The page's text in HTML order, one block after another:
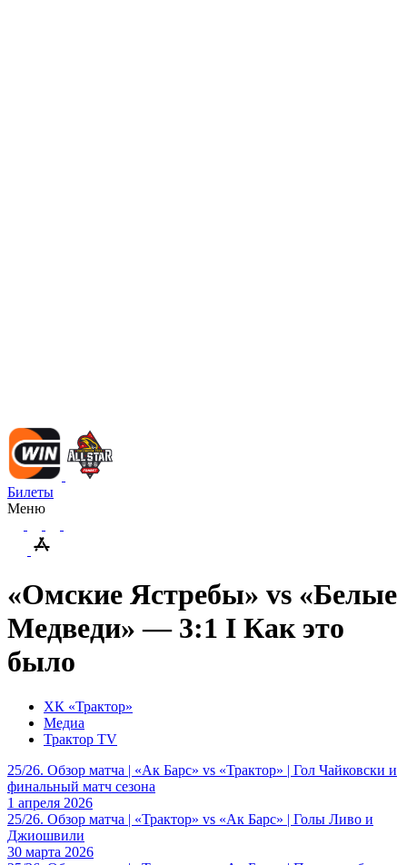
Билеты
Меню
«Омские Ястребы» vs «Белые
Медведи» — 3:1 I Как это
было
ХК «Трактор»
Медиа
Трактор TV
25/26. Обзор матча | «Ак Барс» vs «Трактор» | Гол Чайковски и
финальный матч сезона
1 апреля 2026
25/26. Обзор матча | «Трактор» vs «Ак Барс» | Голы Ливо и
Джиошвили
30 марта 2026